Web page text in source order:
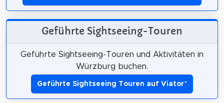
Geführte Sightseeing-Touren
Geführte Sightseeing-Touren und Aktivitäten in
Würzburg buchen.
Geführte Sightseeing Touren auf Viator*